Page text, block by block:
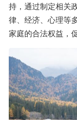
持，通过制定相关
律、经济、心理等
家庭的合法权益，